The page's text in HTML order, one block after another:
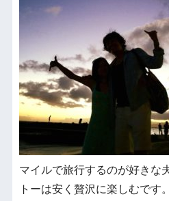
マイルで旅行するのが好きな
トーは安く贅沢に楽しむです。